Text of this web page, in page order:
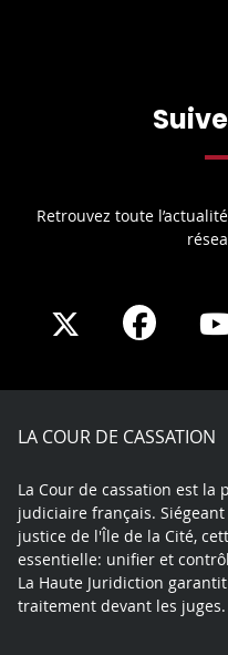
Retrouvez toute
Share
X
Share
LA COUR DE CASSATION
La Cour de cassation est la
judiciaire français.
justice de l'Île de la Cité,
essentielle: unifier et
La Haute Juridiction
traitement devant les juges.